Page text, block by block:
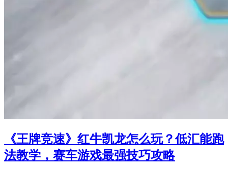
《王牌竞速》红牛凯龙怎么玩？低汇能跑
法教学，赛车游戏最强技巧攻略